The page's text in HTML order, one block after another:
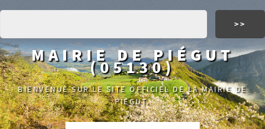
MAIRIE DE PIÉGUT
(05130)
BIENVENUE SUR LE SITE OFFICIEL DE LA MAIRIE DE
PIÉGUT.